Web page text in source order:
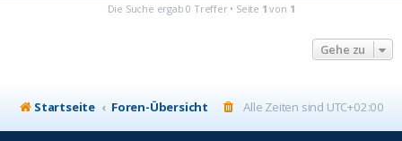
Die Suche ergab 0 Treffer • Seite 1 von 1
Gehe zu
Startseite Foren-Übersicht Alle Zeiten sind UTC+02:00